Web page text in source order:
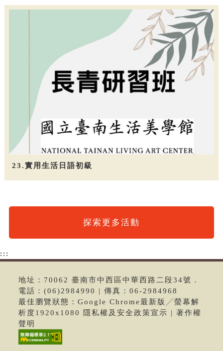
23.實用生活日語初級
探索更多活動
:::
地址：70062 臺南市中西區中華西路二段34號．
電話：(06)2984990 | 傳真：06-2984968
最佳瀏覽狀態：Google Chrome最新版╱螢幕解
析度1920x1080 隱私權及安全政策宣示 | 著作權
聲明